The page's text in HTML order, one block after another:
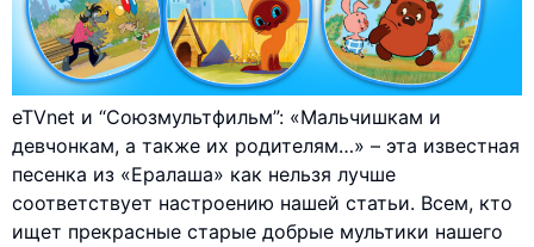
eTVnet и “Союзмультфильм”: «Мальчишкам и
девчонкам, а также их родителям…» – эта известная
песенка из «Ералаша» как нельзя лучше
соответствует настроению нашей статьи. Всем, кто
ищет прекрасные старые добрые мультики нашего